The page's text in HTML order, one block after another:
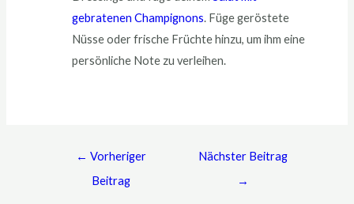
gebratenen Champignons. Füge geröstete
Nüsse oder frische Früchte hinzu, um ihm eine
persönliche Note zu verleihen.
← Vorheriger
Beitrag
Nächster Beitrag
→